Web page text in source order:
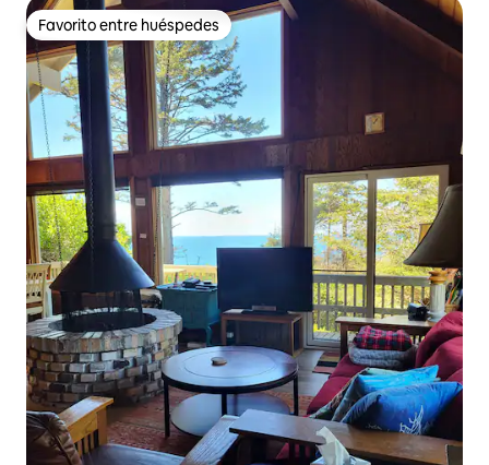
Favorito entre huéspedes
Favorito entre huéspedes